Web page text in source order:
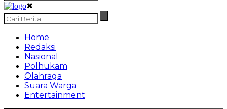
✖
Home
Redaksi
Nasional
Polhukam
Olahraga
Suara Warga
Entertainment